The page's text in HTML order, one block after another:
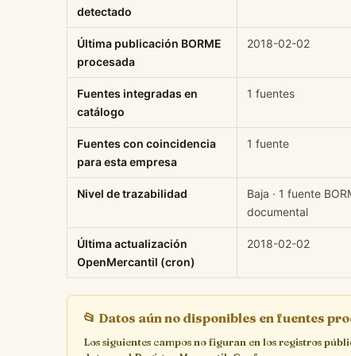
detectado
Última publicación BORME
procesada
2018-02-02
Fuentes integradas en
catálogo
1 fuentes
Fuentes con coincidencia
para esta empresa
1 fuente
Nivel de trazabilidad
Baja · 1 fuente
documental
Última actualización
OpenMercantil (cron)
2018-02-02
📂 Datos aún no disponibles en fuentes
Los siguientes campos no figuran en los registros